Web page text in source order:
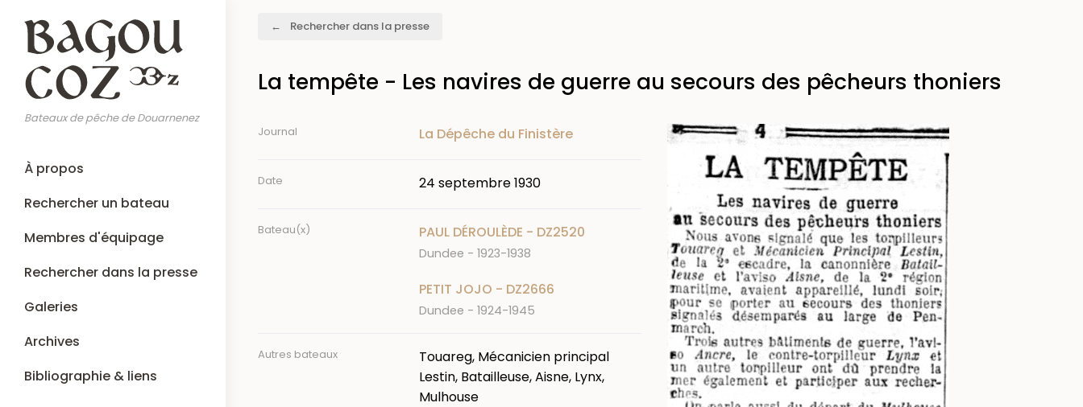
contenu
principal
Bateaux de pêche de Douarnenez
Main
navigation
À propos
Rechercher un bateau
Membres d'équipage
Rechercher dans la presse
Galeries
Archives
Bibliographie & liens
Rechercher dans la presse
La tempête - Les navires de guerre au secours des pêcheurs thoniers
Journal La Dépêche du Finistère
Date 24 septembre 1930
Bateau(x) PAUL DÉROULÈDE - DZ2520
Dundee - 1923-1938
PETIT JOJO - DZ2666
Dundee - 1924-1945
Autres bateaux
Touareg, Mécanicien principal
Lestin, Batailleuse, Aisne, Lynx,
Mulhouse
Image